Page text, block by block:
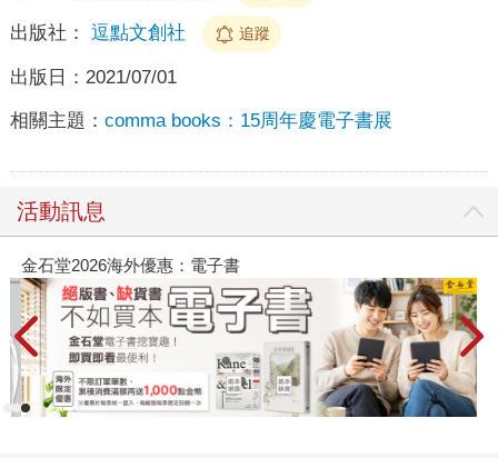
出版社： 逗點文創社 追蹤
出版日： 2021/07/01
相關主題： comma books：15周年慶電子書展
活動訊息
金石堂2026海外優惠：電子書